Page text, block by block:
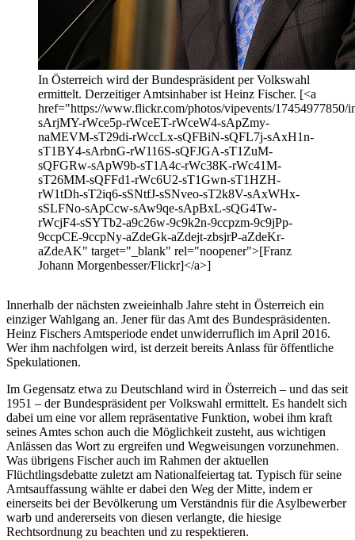
In Österreich wird der Bundespräsident per Volkswahl
ermittelt. Derzeitiger Amtsinhaber ist Heinz Fischer. [<a
href="https://www.flickr.com/photos/vipevents/17454977850/
sArjMY-rWce5p-rWceET-rWceW4-sApZmy-
naMEVM-sT29di-rWccLx-sQFBiN-sQFL7j-sAxH1n-
sT1BY4-sArbnG-rW116S-sQFJGA-sT1ZuM-
sQFGRw-sApW9b-sT1A4c-rWc38K-rWc41M-
sT26MM-sQFFd1-rWc6U2-sT1Gwn-sT1HZH-
rW1tDh-sT2iq6-sSNtfJ-sSNveo-sT2k8V-sAxWHx-
sSLFNo-sApCcw-sAw9qe-sApBxL-sQG4Tw-
rWcjF4-sSYTb2-a9c26w-9c9k2n-9ccpzm-9c9jPp-
9ccpCE-9ccpNy-aZdeGk-aZdejt-zbsjrP-aZdeKr-
aZdeAK" target="_blank" rel="noopener">[Franz
Johann Morgenbesser/Flickr]</a>]
Innerhalb der nächsten zweieinhalb Jahre steht in Österreich ein
einziger Wahlgang an. Jener für das Amt des Bundespräsidenten.
Heinz Fischers Amtsperiode endet unwiderruflich im April 2016.
Wer ihm nachfolgen wird, ist derzeit bereits Anlass für öffentliche
Spekulationen.
Im Gegensatz etwa zu Deutschland wird in Österreich – und das seit
1951 – der Bundespräsident per Volkswahl ermittelt. Es handelt sich
dabei um eine vor allem repräsentative Funktion, wobei ihm kraft
seines Amtes schon auch die Möglichkeit zusteht, aus wichtigen
Anlässen das Wort zu ergreifen und Wegweisungen vorzunehmen.
Was übrigens Fischer auch im Rahmen der aktuellen
Flüchtlingsdebatte zuletzt am Nationalfeiertag tat. Typisch für seine
Amtsauffassung wählte er dabei den Weg der Mitte, indem er
einerseits bei der Bevölkerung um Verständnis für die Asylbewerber
warb und andererseits von diesen verlangte, die hiesige
Rechtsordnung zu beachten und zu respektieren.